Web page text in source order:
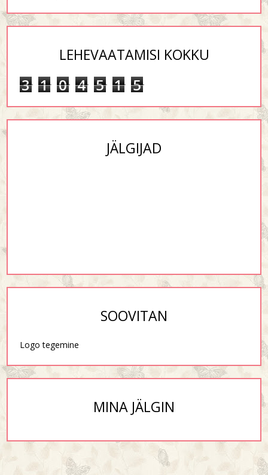
LEHEVAATAMISI KOKKU
3 1 0 4 5 1 5
JÄLGIJAD
SOOVITAN
Logo tegemine
MINA JÄLGIN